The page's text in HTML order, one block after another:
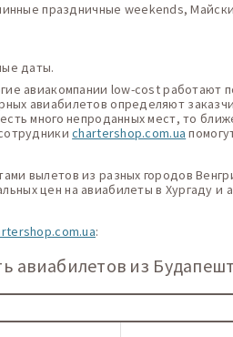
праздничные weekends,
даты.
авиакомпании low-cost работают
авиабилетов определяют
много непроданных мест, то
chartershop.com.ua
вылетов из разных городов
цен на авиабилеты в Хургаду
:
из